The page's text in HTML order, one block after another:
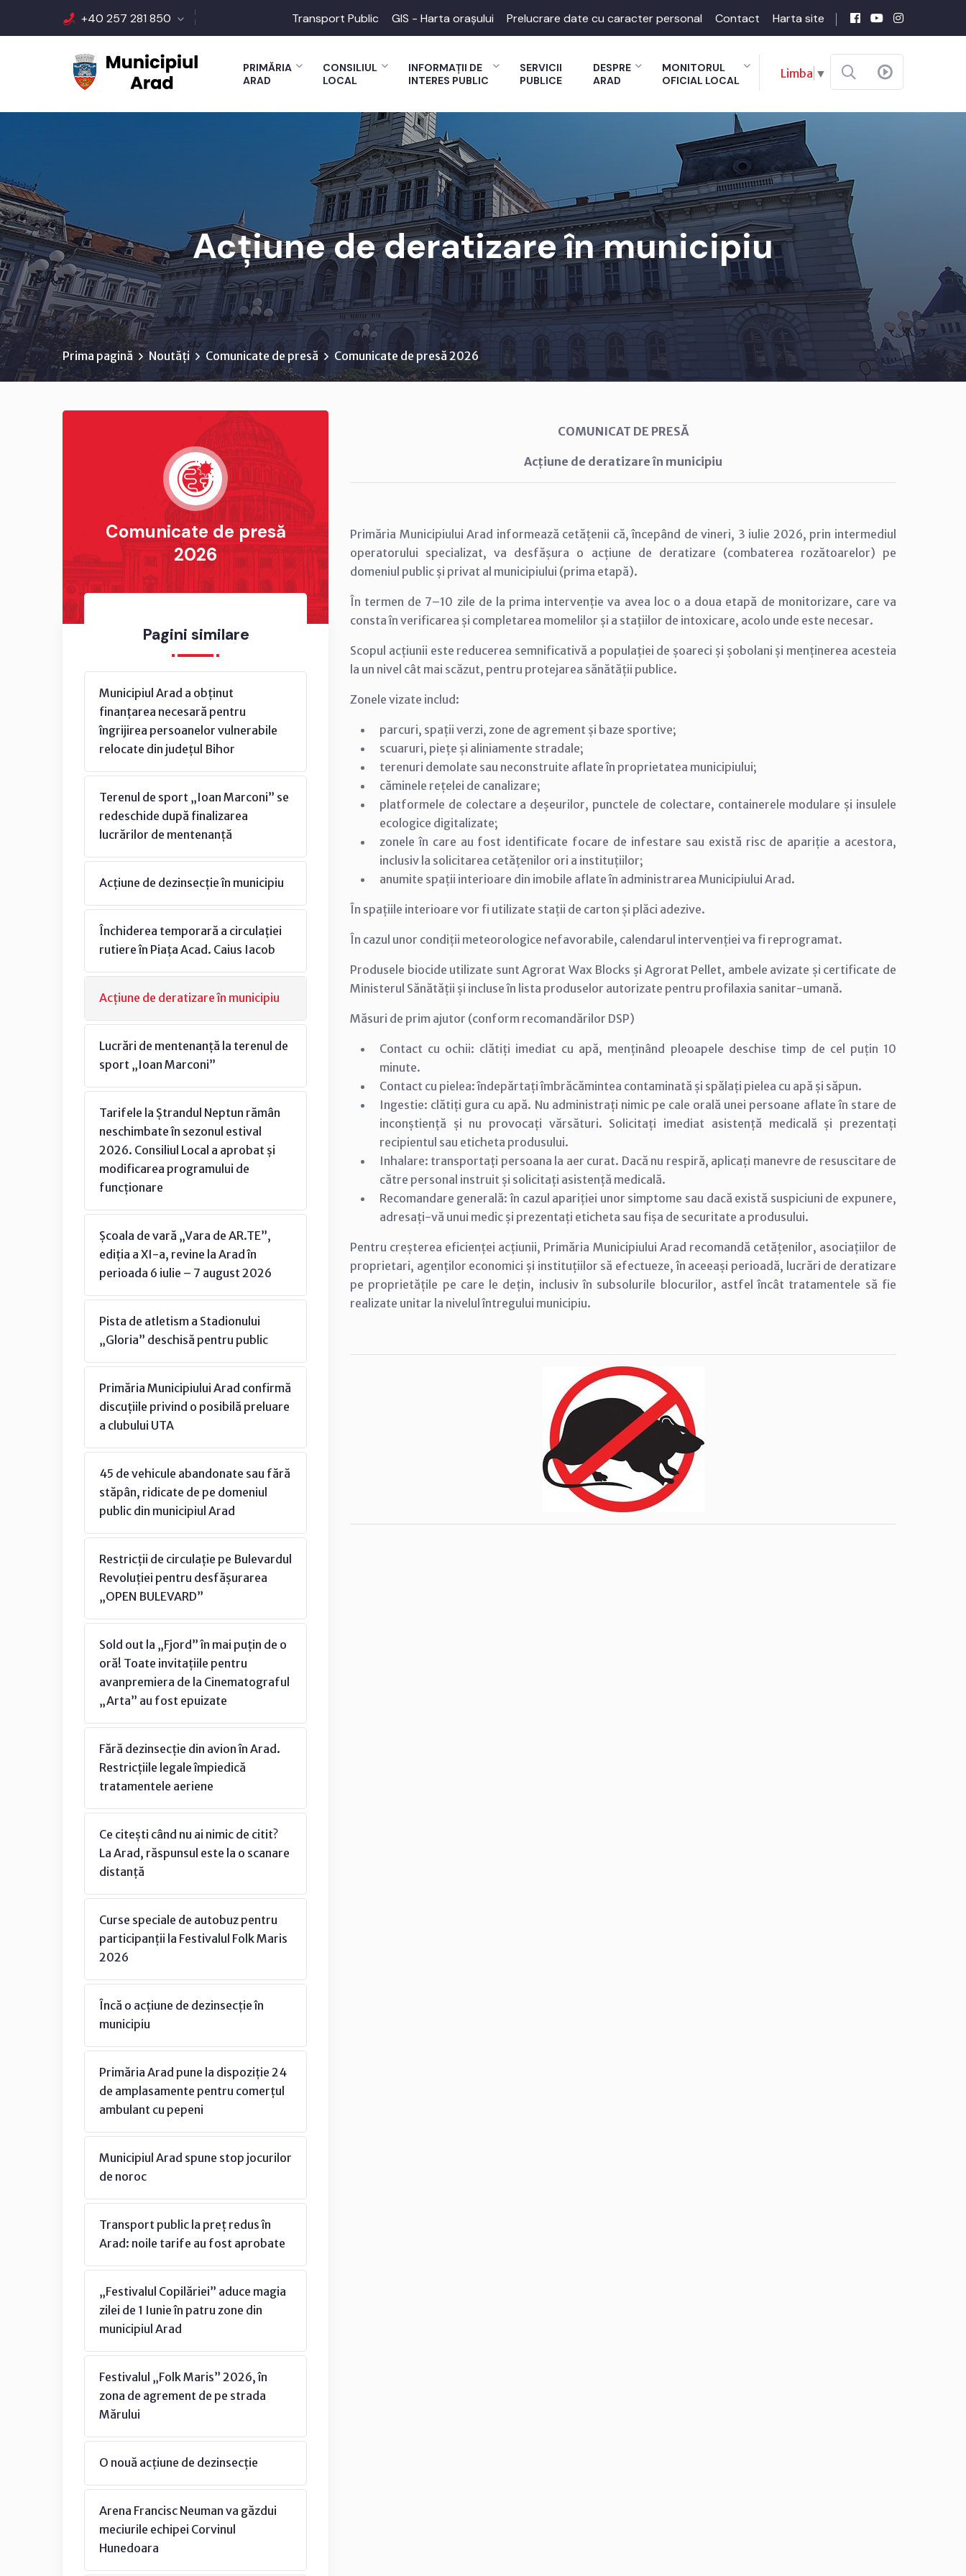
+40 257 281 850 Transport Public GIS - Harta orașului Prelucrare date cu caracter personal Contact Harta site
PRIMĂRIA
ARAD
CONSILIUL
LOCAL
INFORMAȚII DE
INTERES PUBLIC
SERVICII
PUBLICE
DESPRE
ARAD
MONITORUL
OFICIAL LOCAL
Limba ▼
Acțiune de deratizare în municipiu
Prima pagină Noutăți Comunicate de presă Comunicate de presă 2026
Comunicate de presă
2026
Pagini similare
Municipiul Arad a obținut
finanțarea necesară pentru
îngrijirea persoanelor vulnerabile
relocate din județul Bihor
Terenul de sport „Ioan Marconi” se
redeschide după finalizarea
lucrărilor de mentenanță
Acțiune de dezinsecție în municipiu
Închiderea temporară a circulației
rutiere în Piața Acad. Caius Iacob
Acțiune de deratizare în municipiu
Lucrări de mentenanță la terenul de
sport „Ioan Marconi”
Tarifele la Ștrandul Neptun rămân
neschimbate în sezonul estival
2026. Consiliul Local a aprobat și
modificarea programului de
funcționare
Școala de vară „Vara de AR.TE”,
ediția a XI-a, revine la Arad în
perioada 6 iulie – 7 august 2026
Pista de atletism a Stadionului
„Gloria” deschisă pentru public
Primăria Municipiului Arad confirmă
discuțiile privind o posibilă preluare
a clubului UTA
45 de vehicule abandonate sau fără
stăpân, ridicate de pe domeniul
public din municipiul Arad
Restricții de circulație pe Bulevardul
Revoluției pentru desfășurarea
„OPEN BULEVARD”
Sold out la „Fjord” în mai puțin de o
oră! Toate invitațiile pentru
avanpremiera de la Cinematograful
„Arta” au fost epuizate
Fără dezinsecție din avion în Arad.
Restricțiile legale împiedică
tratamentele aeriene
Ce citești când nu ai nimic de citit?
La Arad, răspunsul este la o scanare
distanță
Curse speciale de autobuz pentru
participanții la Festivalul Folk Maris
2026
Încă o acțiune de dezinsecție în
municipiu
Primăria Arad pune la dispoziție 24
de amplasamente pentru comerțul
ambulant cu pepeni
Municipiul Arad spune stop jocurilor
de noroc
Transport public la preț redus în
Arad: noile tarife au fost aprobate
„Festivalul Copilăriei” aduce magia
zilei de 1 Iunie în patru zone din
municipiul Arad
Festivalul „Folk Maris” 2026, în
zona de agrement de pe strada
Mărului
O nouă acțiune de dezinsecție
Arena Francisc Neuman va găzdui
meciurile echipei Corvinul
Hunedoara
COMUNICAT DE PRESĂ
Acțiune de deratizare în municipiu
Primăria Municipiului Arad informează cetățenii că, începând de vineri, 3 iulie 2026, prin intermediul
operatorului specializat, va desfășura o acțiune de deratizare (combaterea rozătoarelor) pe
domeniul public și privat al municipiului (prima etapă).
În termen de 7–10 zile de la prima intervenție va avea loc o a doua etapă de monitorizare, care va
consta în verificarea și completarea momelilor și a stațiilor de intoxicare, acolo unde este necesar.
Scopul acțiunii este reducerea semnificativă a populației de șoareci și șobolani și menținerea acesteia
la un nivel cât mai scăzut, pentru protejarea sănătății publice.
Zonele vizate includ:
parcuri, spații verzi, zone de agrement și baze sportive;
scuaruri, piețe și aliniamente stradale;
terenuri demolate sau neconstruite aflate în proprietatea municipiului;
căminele rețelei de canalizare;
platformele de colectare a deșeurilor, punctele de colectare, containerele modulare și insulele
ecologice digitalizate;
zonele în care au fost identificate focare de infestare sau există risc de apariție a acestora,
inclusiv la solicitarea cetățenilor ori a instituțiilor;
anumite spații interioare din imobile aflate în administrarea Municipiului Arad.
În spațiile interioare vor fi utilizate stații de carton și plăci adezive.
În cazul unor condiții meteorologice nefavorabile, calendarul intervenției va fi reprogramat.
Produsele biocide utilizate sunt Agrorat Wax Blocks și Agrorat Pellet, ambele avizate și certificate de
Ministerul Sănătății și incluse în lista produselor autorizate pentru profilaxia sanitar-umană.
Măsuri de prim ajutor (conform recomandărilor DSP)
Contact cu ochii: clătiți imediat cu apă, menținând pleoapele deschise timp de cel puțin 10
minute.
Contact cu pielea: îndepărtați îmbrăcămintea contaminată și spălați pielea cu apă și săpun.
Ingestie: clătiți gura cu apă. Nu administrați nimic pe cale orală unei persoane aflate în stare de
inconștiență și nu provocați vărsături. Solicitați imediat asistență medicală și prezentați
recipientul sau eticheta produsului.
Inhalare: transportați persoana la aer curat. Dacă nu respiră, aplicați manevre de resuscitare de
către personal instruit și solicitați asistență medicală.
Recomandare generală: în cazul apariției unor simptome sau dacă există suspiciuni de expunere,
adresați-vă unui medic și prezentați eticheta sau fișa de securitate a produsului.
Pentru creșterea eficienței acțiunii, Primăria Municipiului Arad recomandă cetățenilor, asociațiilor de
proprietari, agenților economici și instituțiilor să efectueze, în aceeași perioadă, lucrări de deratizare
pe proprietățile pe care le dețin, inclusiv în subsolurile blocurilor, astfel încât tratamentele să fie
realizate unitar la nivelul întregului municipiu.